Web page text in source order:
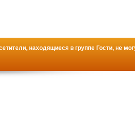
находящиеся в группе Гости, не